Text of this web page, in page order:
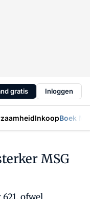
gratis Inloggen
InkoopBoek
MSG